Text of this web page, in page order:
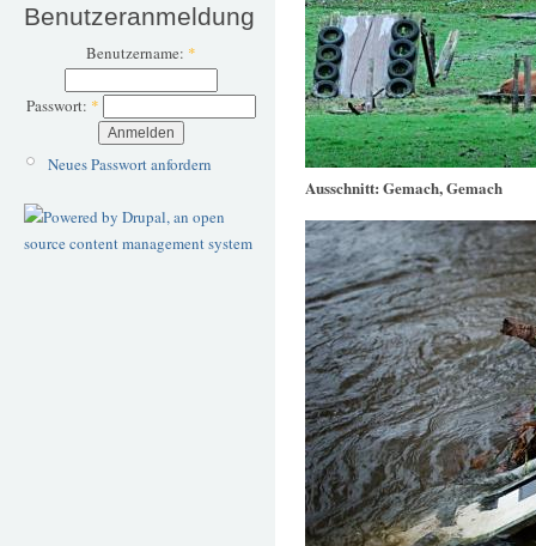
Benutzeranmeldung
Benutzername: *
Passwort: *
Neues Passwort anfordern
Ausschnitt: Gemach, Gemach